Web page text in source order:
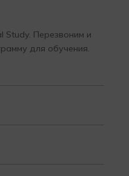
Study. Перезвоним и
для обучения.